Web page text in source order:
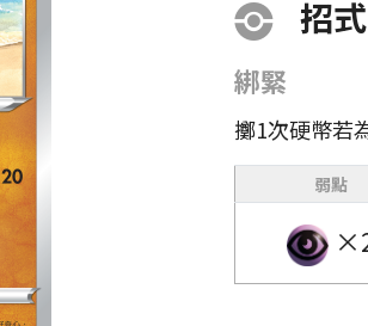
招式
綁緊
擲1次硬幣若
弱點